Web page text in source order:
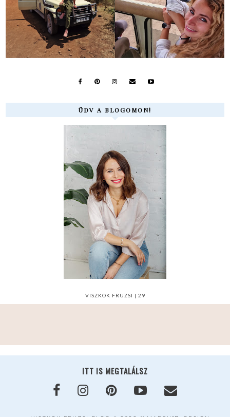
ÜDV A BLOGOMON!
VISZKOK FRUZSI | 29
ITT IS MEGTALÁLSZ